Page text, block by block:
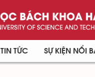
TIN TỨC SỰ KIỆN NỔI